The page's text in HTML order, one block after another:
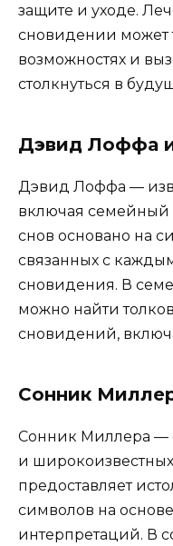
защите и уходе.
сновидении может
возможностях и
столкнуться в
Дэвид Лоффа
Дэвид Лоффа —
включая семейный
снов основано на
связанных с
сновидения. В
можно найти
сновидений,
Сонник
Сонник Миллера —
и
предоставляет
символов на
интерпретаций. В